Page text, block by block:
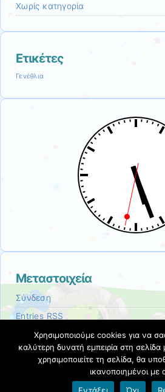
Χωρίς κατηγορία
Ετικέτες
Γενέθλια
Μεταστοιχεία
Σύνδεση
Entries RSS
CommentsRSS
Εκπαιδευτικές Κοινότητες &
Χρησιμοποιούμε cookies για να
καλύτερη δυνατή εμπειρία στη
χρησιμοποιείτε τη σελίδα, θα
ικανοποιημένοι με
Εντάξει
Όχι